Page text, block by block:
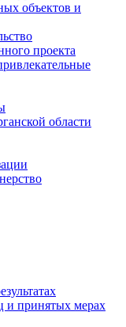
объектов и
проекта
области
и принятых мерах